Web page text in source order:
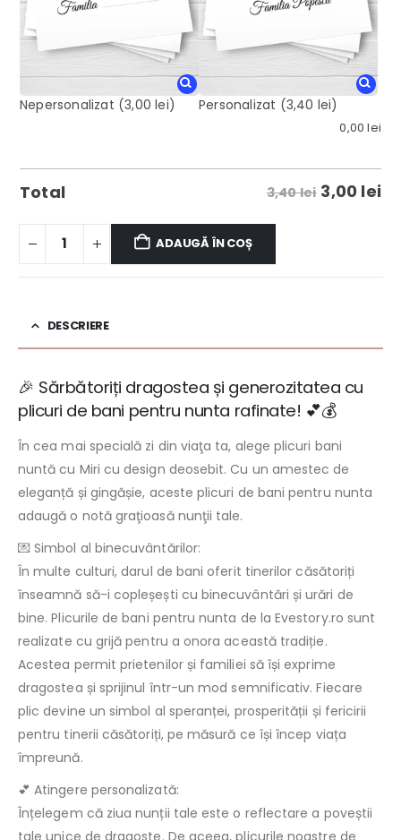
Nepersonalizat (3,00 lei) Personalizat (3,40 lei)
0,00lei
Total 3,40 lei 3,00 lei
ADAUGĂ ÎN COȘ
DESCRIERE
🎉 Sărbătoriți dragostea și generozitatea cu
plicuri de bani pentru nunta rafinate! 💕💰
În cea mai specială zi din viaţa ta, alege plicuri bani
nuntă cu Miri cu design deosebit. Cu un amestec de
eleganță și gingășie, aceste plicuri de bani pentru nunta
adaugă o notă graţioasă nunţii tale.
💌 Simbol al binecuvântărilor:
În multe culturi, darul de bani oferit tinerilor căsătoriți
înseamnă să-i copleșești cu binecuvântări și urări de
bine. Plicurile de bani pentru nunta de la Evestory.ro sunt
realizate cu grijă pentru a onora această tradiție.
Acestea permit prietenilor și familiei să își exprime
dragostea și sprijinul într-un mod semnificativ. Fiecare
plic devine un simbol al speranței, prosperității și fericirii
pentru tinerii căsătoriți, pe măsură ce își încep viața
împreună.
💕 Atingere personalizată:
Înțelegem că ziua nunții tale este o reflectare a poveștii